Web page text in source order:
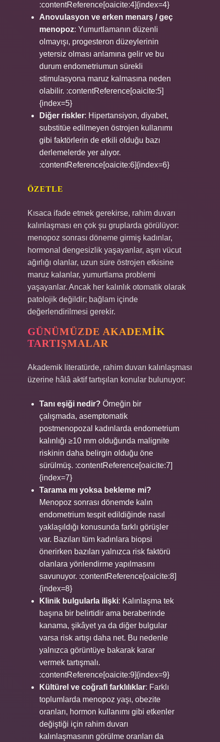
:contentReference[oaicite:4]{index=4}
Anovulasyon ve erken menarş / geç
menopoz: Yumurtlamanın düzenli
olmayışı, progesteron düzeylerinin
yetersiz olması anlamına gelir ve bu
durum endometriumun sürekli
stimulasyona maruz kalmasına neden
olabilir. :contentReference[oaicite:5]
{index=5}
Diğer riskler: Hipertansiyon, diyabet,
substitüe edilmeyen östrojen kullanımı
gibi faktörlerin de etkili olduğu bazı
derlemelerde yer alıyor.
:contentReference[oaicite:6]{index=6}
ÖZETLE
Kısaca ifade etmek gerekirse, rahim duvarı
kalınlaşması en çok şu gruplarda görülüyor:
menopoz sonrası döneme girmiş kadınlar,
hormonal dengesizlik yaşayanlar, aşırı vücut
ağırlığı olanlar, uzun süre östrojen etkisine
maruz kalanlar, yumurtlama problemi
yaşayanlar. Ancak her kalınlık otomatik olarak
patolojik değildir; bağlam içinde
değerlendirilmesi gerekir.
GÜNÜMÜZDE AKADEMIK
TARTIŞMALAR
Akademik literatürde, rahim duvarı kalınlaşması
üzerine hâlâ aktif tartışılan konular bulunuyor:
Tanı eşiği nedir? Örneğin bir
çalışmada, asemptomatik
postmenopozal kadınlarda endometrium
kalınlığı ≥10 mm olduğunda malignite
riskinin daha belirgin olduğu öne
sürülmüş. :contentReference[oaicite:7]
{index=7}
Tarama mı yoksa bekleme mi?
Menopoz sonrası dönemde kalın
endometrium tespit edildiğinde nasıl
yaklaşıldığı konusunda farklı görüşler
var. Bazıları tüm kadınlara biopsi
önerirken bazıları yalnızca risk faktörü
olanlara yönlendirme yapılmasını
savunuyor. :contentReference[oaicite:8]
{index=8}
Klinik bulgularla ilişki: Kalınlaşma tek
başına bir belirtidir ama beraberinde
kanama, şikâyet ya da diğer bulgular
varsa risk artışı daha net. Bu nedenle
yalnızca görüntüye bakarak karar
vermek tartışmalı.
:contentReference[oaicite:9]{index=9}
Kültürel ve coğrafi farklılıklar: Farklı
toplumlarda menopoz yaşı, obezite
oranları, hormon kullanımı gibi etkenler
değiştiği için rahim duvarı
kalınlaşmasının görülme oranları da